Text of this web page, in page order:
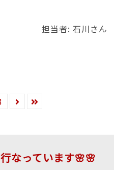
担当者: 石川さん
なっています🌸🌸